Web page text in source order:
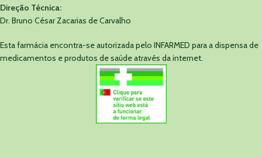
Direção Técnica:
Dr. Bruno César Zacarias de Carvalho
Esta farmácia encontra-se autorizada pelo INFARMED para a dispensa de
medicamentos e produtos de saúde através da internet.